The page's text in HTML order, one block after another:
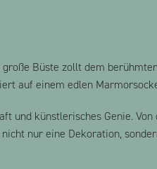
Büste zollt dem
auf einem edlen
und künstlerisches Genie.
nur eine Dekoration,